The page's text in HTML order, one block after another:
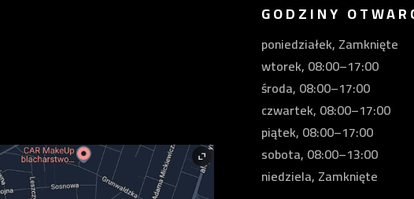
GODZINY
poniedziałek, Zamknięte
wtorek, 08:00–17:00
środa, 08:00–17:00
czwartek, 08:00–17:00
piątek, 08:00–17:00
sobota, 08:00–13:00
niedziela, Zamknięte